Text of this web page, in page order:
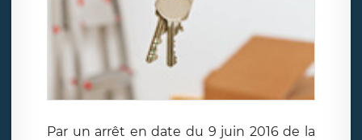
Par un arrêt en date du 9 juin 2016 de la